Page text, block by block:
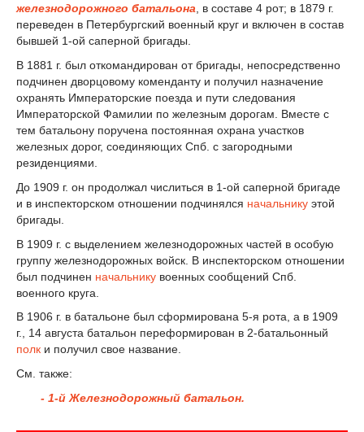
железнодорожного батальона , в составе 4 рот; в 1879 г.
переведен в Петербургский военный круг и включен в состав
бывшей 1-ой саперной бригады.
В 1881 г. был откомандирован от бригады, непосредственно
подчинен дворцовому коменданту и получил назначение
охранять Императорские поезда и пути следования
Императорской Фамилии по железным дорогам. Вместе с
тем батальону поручена постоянная охрана участков
железных дорог, соединяющих Спб. с загородными
резиденциями.
До 1909 г. он продолжал числиться в 1-ой саперной бригаде
и в инспекторском отношении подчинялся начальнику этой
бригады.
В 1909 г. с выделением железнодорожных частей в особую
группу железнодорожных войск. В инспекторском отношении
был подчинен начальнику военных сообщений Спб.
военного круга.
В 1906 г. в батальоне был сформирована 5-я рота, а в 1909
г., 14 августа батальон переформирован в 2-батальонный
полк и получил свое название.
См. также:
- 1-й Железнодорожный батальон.